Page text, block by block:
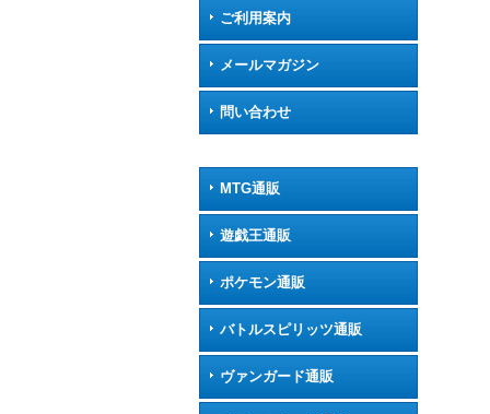
ご利用案内
メールマガジン
問い合わせ
MTG通販
遊戯王通販
ポケモン通販
バトルスピリッツ通販
ヴァンガード通販